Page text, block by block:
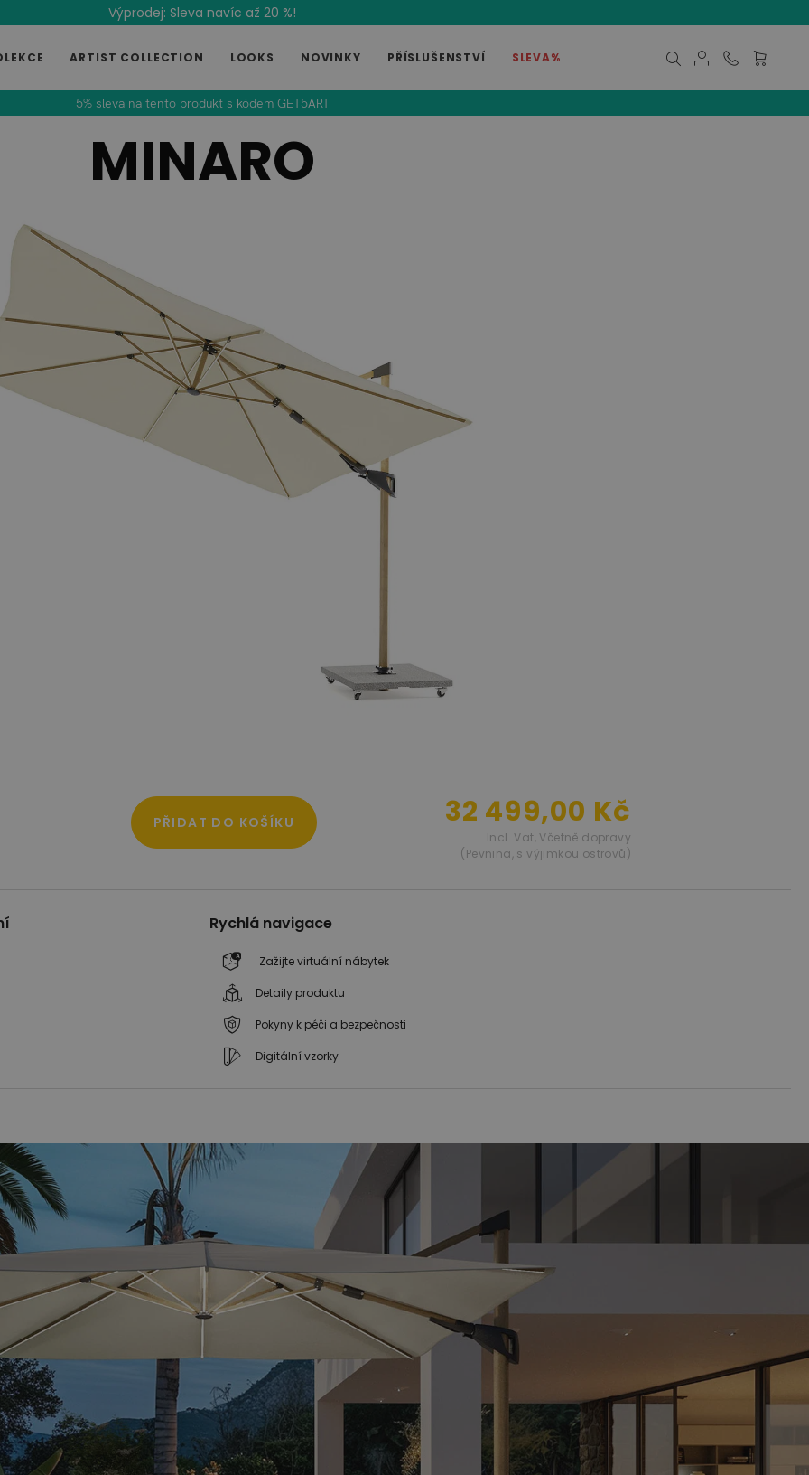
Výprodej: Sleva navíc až 20 %!
ARTIST COLLECTION LOOKS NOVINKY PŘÍSLUŠENSTVÍ SLEVA%
5% sleva na tento produkt s kódem GET5ART
MINARO
PŘIDAT DO KOŠÍKU 32 499,00 Kč
Incl. Vat, Včetně dopravy
(Pevnina, s výjimkou ostrovů)
Rychlá navigace
Zažijte virtuální nábytek
Detaily produktu
Pokyny k péči a bezpečnosti
Digitální vzorky